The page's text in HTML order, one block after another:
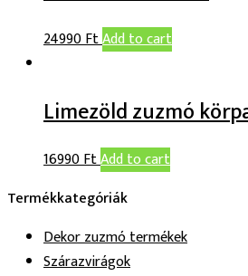
24990FtAdd to cart
Limezöld zuzmó
16990FtAdd to cart
Termékkategóriák
Dekor zuzmó termékek
Szárazvirágok